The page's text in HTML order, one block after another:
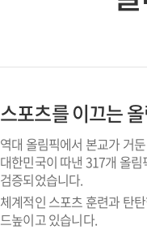
스포츠를 이끄는
역대 올림픽에서 본교가 거
대한민국이 따낸 317개 올
검증되었습니다.
체계적인 스포츠 훈련과 탄
드높이고 있습니다.